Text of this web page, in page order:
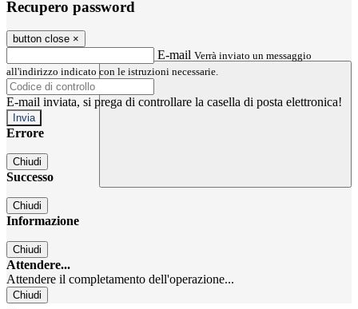
Recupero password
button close ×
E-mail Verrà inviato un messaggio
all'indirizzo indicato con le istruzioni necessarie.
E-mail inviata, si prega di controllare la casella di posta elettronica!
Errore
Chiudi
Successo
Chiudi
Informazione
Chiudi
Attendere...
Attendere il completamento dell'operazione...
Chiudi